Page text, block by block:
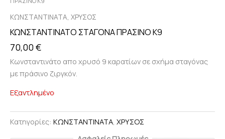
ΚΩΝΣΤΑΝΤΙΝΑΤΑ, ΧΡΥΣΟΣ
ΚΩΝΣΤΑΝΤΙΝΑΤΟ ΣΤΑΓΟΝΑ ΠΡΑΣΙΝΟ Κ9
70,00€
Κωνσταντινάτο απο χρυσό 9 καρατίων σε σχήμα σταγόνας
με πράσινο ζιργκόν.
Εξαντλημένο
Κατηγορίες: ΚΩΝΣΤΑΝΤΙΝΑΤΑ, ΧΡΥΣΟΣ